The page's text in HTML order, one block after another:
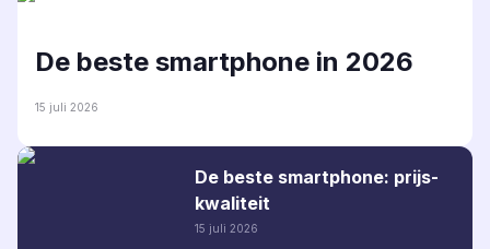
De beste smartphone in 2026
15 juli 2026
De beste smartphone: prijs-
kwaliteit
15 juli 2026